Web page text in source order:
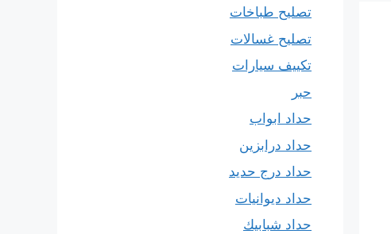
تصليح طباخات
تصليح غسالات
تكييف سيارات
حبر
حداد ابواب
حداد درابزين
حداد درج حديد
حداد ديوانيات
حداد شبابيك